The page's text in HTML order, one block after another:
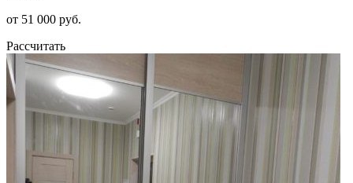
от 51 000 руб.
Рассчитать